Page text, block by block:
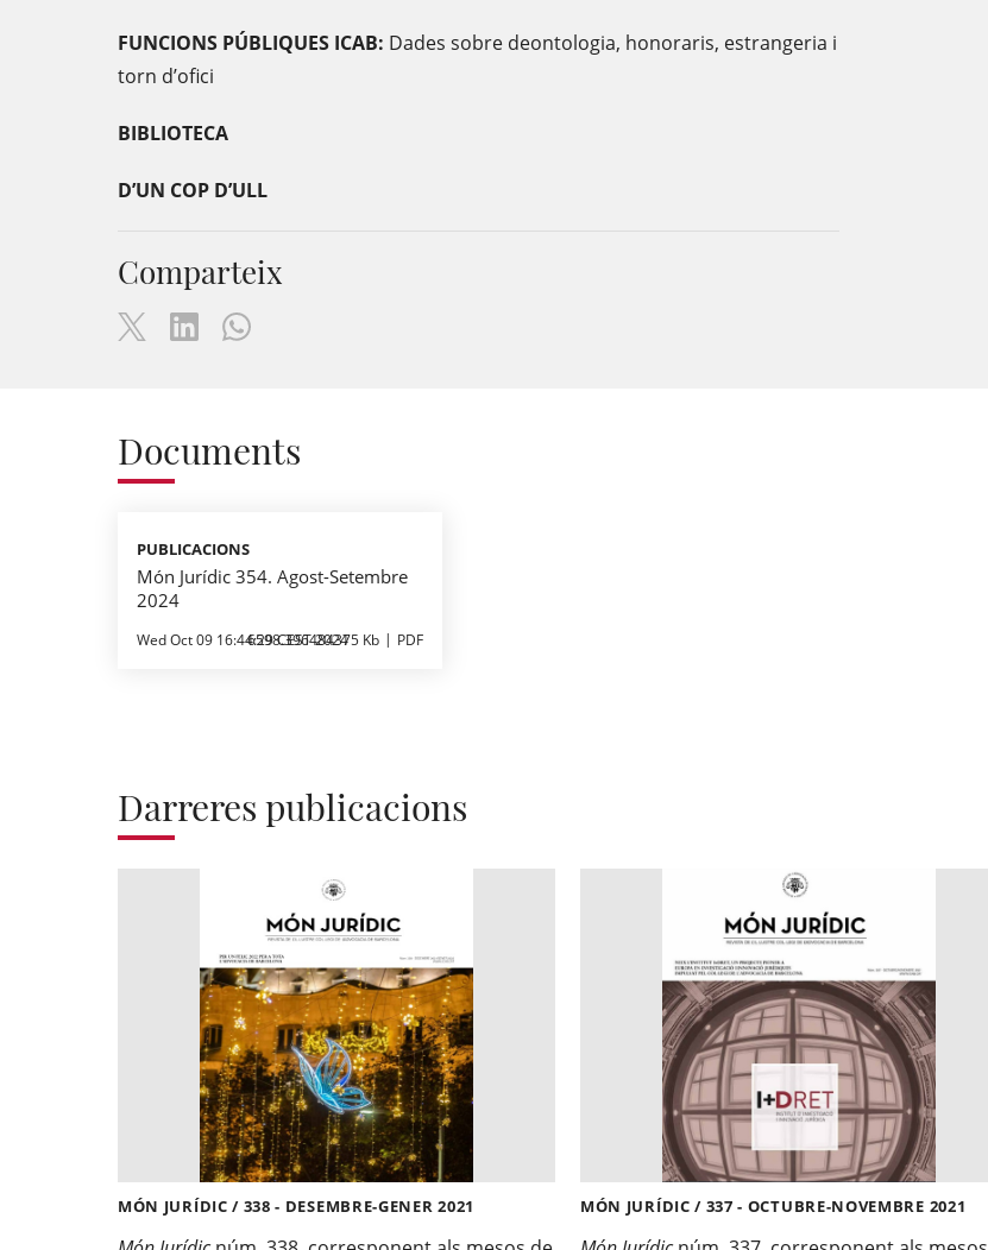
FUNCIONS PÚBLIQUES ICAB: Dades sobre deontologia, honoraris, estrangeria i
torn d’ofici
BIBLIOTECA
D’UN COP D’ULL
Comparteix
Documents
PUBLICACIONS
Món Jurídic 354. Agost-Setembre
2024
Wed Oct 09 16:44:29 CEST 2024
6598.396484375 Kb PDF
Darreres publicacions
MÓN JURÍDIC / 338 - DESEMBRE-GENER 2021 MÓN JURÍDIC / 337 - OCTUBRE-NOVEMBRE 2021